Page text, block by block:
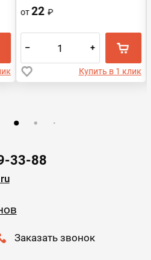
от22₽
– +
Купить в 1 клик
33-88
Заказать звонок